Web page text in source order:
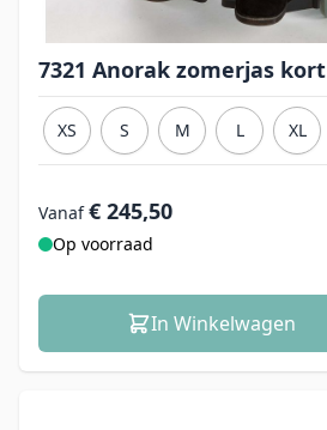
7321 Anorak zomerjas kort
XS S M L XL
Vanaf € 245,50
Op voorraad
In Winkelwagen